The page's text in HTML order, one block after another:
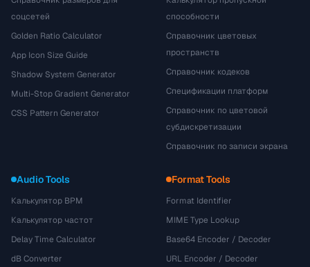
соцсетей
Golden Ratio Calculator
App Icon Size Guide
Shadow System Generator
Multi-Stop Gradient Generator
CSS Pattern Generator
способности
Справочник цветовых
пространств
Справочник кодеков
Спецификации платформ
Справочник по цветовой
субдискретизации
Справочник по записи экрана
Audio Tools
Калькулятор BPM
Калькулятор частот
Delay Time Calculator
dB Converter
Format Tools
Format Identifier
MIME Type Lookup
Base64 Encoder / Decoder
URL Encoder / Decoder